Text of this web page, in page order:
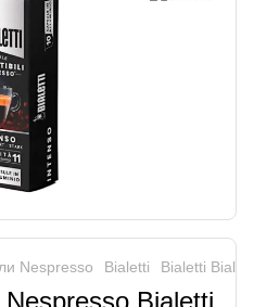
Nespresso Bialetti Bialetti
Bialetti